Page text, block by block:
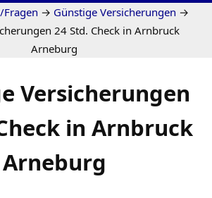
Fragen → Günstige Versicherungen →
24 Std. Check in Arnbruck
Arneburg
Versicherungen
in Arnbruck
Arneburg